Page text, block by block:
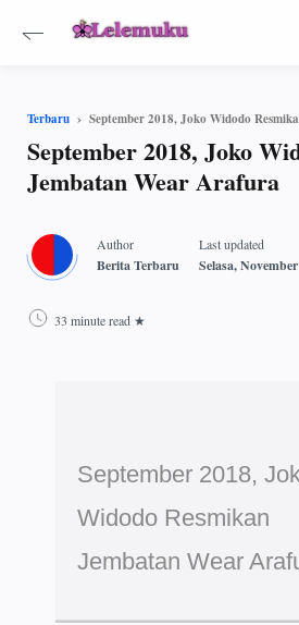
Terbaru September 2018, Joko Widodo
September 2018, Joko
Jembatan Wear Arafura
33 minute read
September 2018,
Widodo Resmikan
Jembatan Wear